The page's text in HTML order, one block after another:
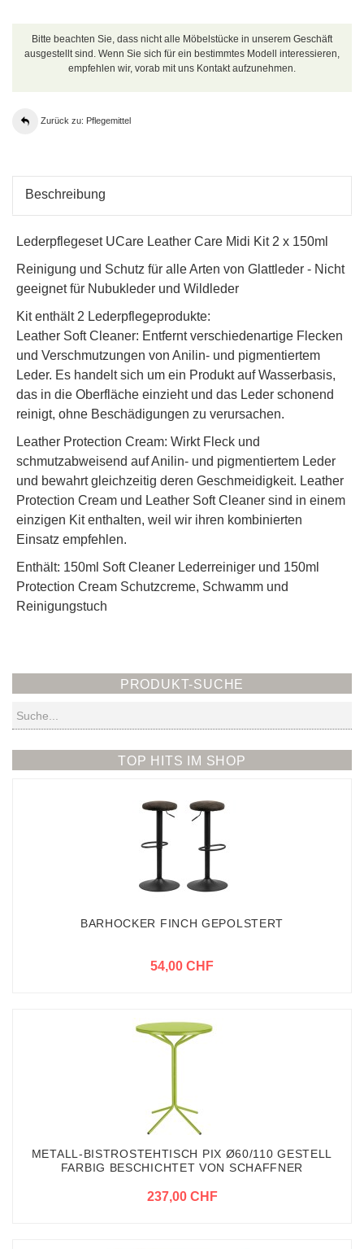
Bitte beachten Sie, dass nicht alle Möbelstücke in unserem Geschäft
ausgestellt sind. Wenn Sie sich für ein bestimmtes Modell interessieren,
empfehlen wir, vorab mit uns Kontakt aufzunehmen.
Zurück zu: Pflegemittel
Beschreibung
Lederpflegeset UCare Leather Care Midi Kit 2 x 150ml
Reinigung und Schutz für alle Arten von Glattleder - Nicht
geeignet für Nubukleder und Wildleder
Kit enthält 2 Lederpflegeprodukte:
Leather Soft Cleaner: Entfernt verschiedenartige Flecken
und Verschmutzungen von Anilin- und pigmentiertem
Leder. Es handelt sich um ein Produkt auf Wasserbasis,
das in die Oberfläche einzieht und das Leder schonend
reinigt, ohne Beschädigungen zu verursachen.
Leather Protection Cream: Wirkt Fleck und
schmutzabweisend auf Anilin- und pigmentiertem Leder
und bewahrt gleichzeitig deren Geschmeidigkeit. Leather
Protection Cream und Leather Soft Cleaner sind in einem
einzigen Kit enthalten, weil wir ihren kombinierten
Einsatz empfehlen.
Enthält: 150ml Soft Cleaner Lederreiniger und 150ml
Protection Cream Schutzcreme, Schwamm und
Reinigungstuch
PRODUKT-SUCHE
Suchen
TOP HITS IM SHOP
BARHOCKER FINCH GEPOLSTERT
54,00 CHF
METALL-BISTROSTEHTISCH PIX Ø60/110 GESTELL
FARBIG BESCHICHTET VON SCHAFFNER
237,00 CHF